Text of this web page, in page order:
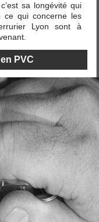
sa longévité qui
qui concerne les
Lyon sont à
PVC